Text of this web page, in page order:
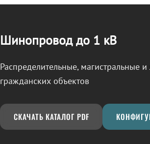
Шинопровод до 1 кВ
Распределительные,
гражданских объектов
СКАЧАТЬ КАТАЛОГ PDF